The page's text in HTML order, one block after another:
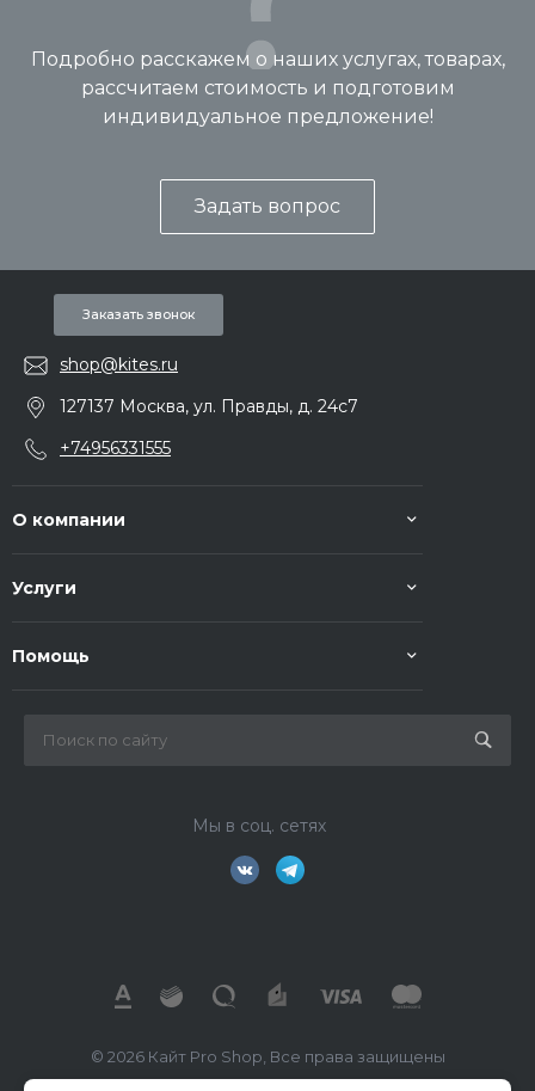
Подробно расскажем о наших услугах, товарах,
рассчитаем стоимость и подготовим
индивидуальное предложение!
Задать вопрос
Заказать звонок
shop@kites.ru
127137 Москва, ул. Правды, д. 24с7
+74956331555
О компании
Услуги
Помощь
Мы в соц. сетях
© 2026 Кайт Pro Shop, Все права защищены